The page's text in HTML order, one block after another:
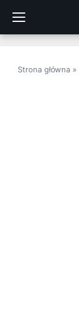
treści
Strona główna »